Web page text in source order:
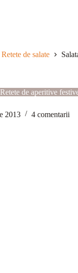
Retete de salate
Retete de aperitive
2013 4 comentarii